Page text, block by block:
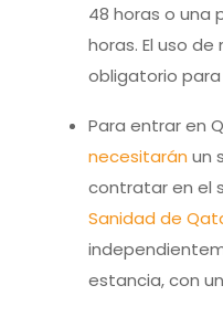
48 horas o una
horas. El uso
obligatorio
Para entrar en
necesitarán un
contratar en el
Sanidad de
estancia, con